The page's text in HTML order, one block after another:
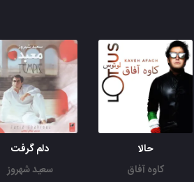
حالا
کاوه آفاق
دلم گرفت
سعید شهروز